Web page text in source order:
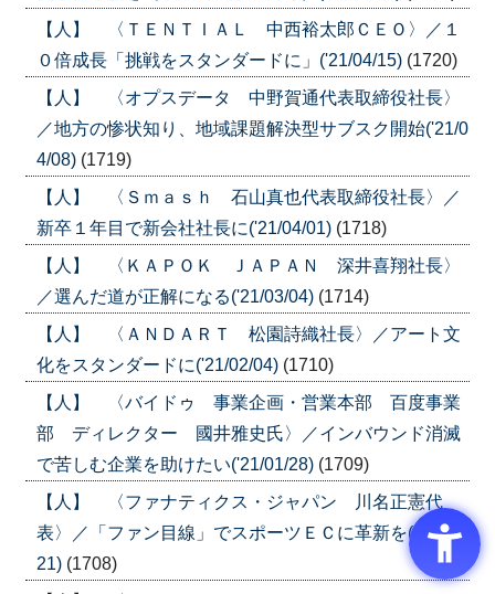
【人】 〈ＴＥＮＴＩＡＬ 中西裕太郎ＣＥＯ〉／１
０倍成長「挑戦をスタンダードに」('21/04/15) (1720)
【人】 〈オプスデータ 中野賀通代表取締役社長〉
／地方の惨状知り、地域課題解決型サブスク開始('21/0
4/08) (1719)
【人】 〈Ｓｍａｓｈ 石山真也代表取締役社長〉／
新卒１年目で新会社社長に('21/04/01) (1718)
【人】 〈ＫＡＰＯＫ ＪＡＰＡＮ 深井喜翔社長〉
／選んだ道が正解になる('21/03/04) (1714)
【人】 〈ＡＮＤＡＲＴ 松園詩織社長〉／アート文
化をスタンダードに('21/02/04) (1710)
【人】 〈バイドゥ 事業企画・営業本部 百度事業
部 ディレクター 國井雅史氏〉／インバウンド消滅
で苦しむ企業を助けたい('21/01/28) (1709)
【人】 〈ファナティクス・ジャパン 川名正憲代
表〉／「ファン目線」でスポーツＥＣに革新を('21/01/
21) (1708)